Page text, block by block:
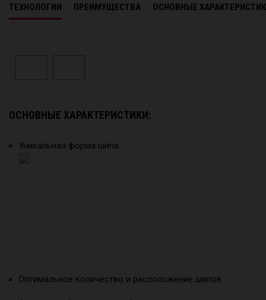
ТЕХНОЛОГИИ ПРЕИМУЩЕСТВА ОСНОВНЫЕ
ОСНОВНЫЕ ХАРАКТЕРИСТИКИ:
Уникальная форма шипа
Оптимальное количество и расположение шипов